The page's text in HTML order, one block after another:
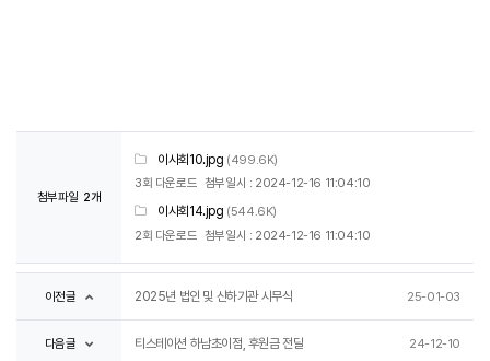
첨부파일 2개
이사회10.jpg (499.6K)
3회 다운로드 첨부일시 : 2024-12-16 11:04:10
이사회14.jpg (544.6K)
2회 다운로드 첨부일시 : 2024-12-16 11:04:10
이전글 2025년 법인 및 산하기관 시무식 25-01-03
다음글 티스테이션 하남초이점, 후원금 전달 24-12-10